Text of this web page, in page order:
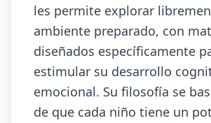
les permite explorar
ambiente preparado, con
diseñados específicamente
estimular su desarrollo
emocional. Su filosofía se
de que cada niño tiene un